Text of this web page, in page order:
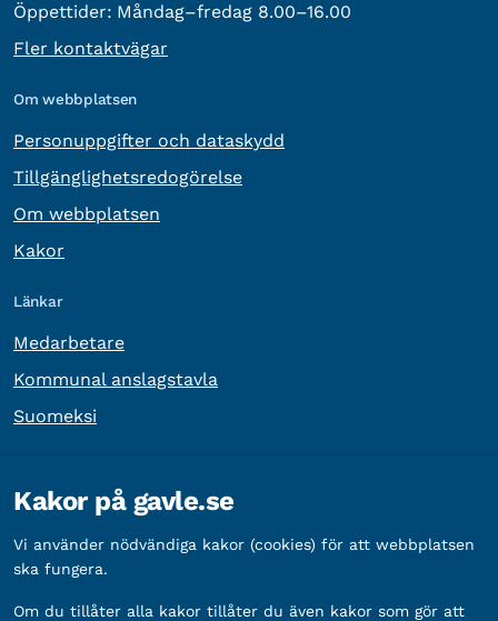
Öppettider: Måndag–fredag 8.00–16.00
Fler kontaktvägar
Om webbplatsen
Personuppgifter och dataskydd
Tillgänglighetsredogörelse
Om webbplatsen
Kakor
Länkar
Medarbetare
Kommunal anslagstavla
Suomeksi
Organisationsnummer: 212000-2338
Bankgironummer: 5888-2333
Kakor på gavle.se
Vi använder nödvändiga kakor (cookies) för att webbplatsen
ska fungera.
Om du tillåter alla kakor tillåter du även kakor som gör att